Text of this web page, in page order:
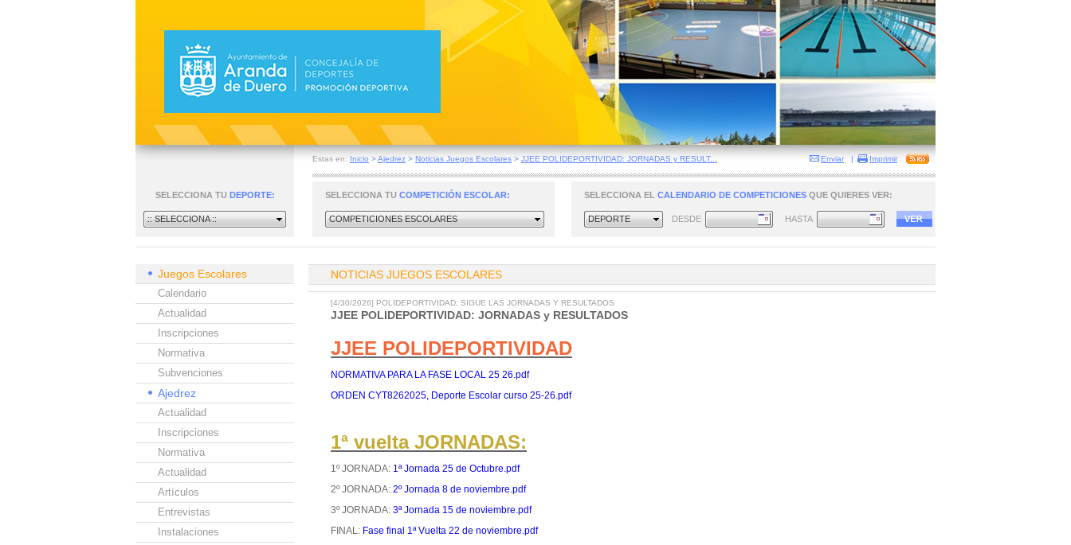
Estas en: Inicio >Ajedrez > Noticias Juegos Escolares > JJEE POLIDEPORTIVIDAD: JORNADAS y RESULT... Enviar | Imprimir
SELECCIONA TU DEPORTE:
:: SELECCIONA ::
SELECCIONA TU COMPETICIÓN ESCOLAR:
COMPETICIONES ESCOLARES
SELECCIONA EL CALENDARIO DE COMPETICIONES QUE QUIERES VER:
DEPORTE DESDE HASTA
Juegos Escolares
Calendario
Actualidad
Inscripciones
Normativa
Subvenciones
Ajedrez
Actualidad
Inscripciones
Normativa
Actualidad
Artículos
Entrevistas
Instalaciones
NOTICIAS JUEGOS ESCOLARES
[4/30/2026] POLIDEPORTIVIDAD: SIGUE LAS JORNADAS Y RESULTADOS
JJEE POLIDEPORTIVIDAD: JORNADAS y RESULTADOS
JJEE POLIDEPORTIVIDAD
NORMATIVA PARA LA FASE LOCAL 25 26.pdf
ORDEN CYT8262025, Deporte Escolar curso 25-26.pdf
1ª vuelta JORNADAS:
1º JORNADA: 1ª Jornada 25 de Octubre.pdf
2º JORNADA: 2º Jornada 8 de noviembre.pdf
3º JORNADA: 3ª Jornada 15 de noviembre.pdf
FINAL: Fase final 1ª Vuelta 22 de noviembre.pdf